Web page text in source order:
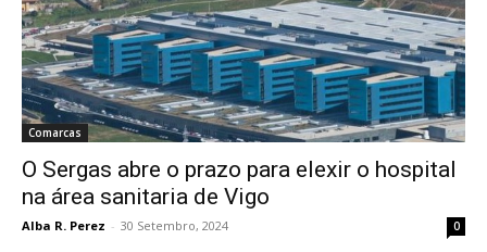
Comarcas
O Sergas abre o prazo para elexir o hospital
na área sanitaria de Vigo
Alba R. Perez - 30 Setembro, 2024 0